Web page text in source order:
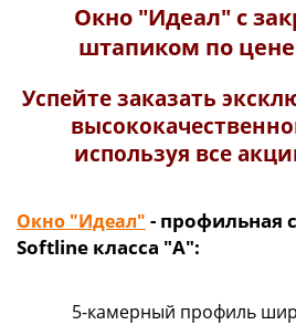
Окно "Идеал" с
штапиком по
Успейте заказать
используя все
Окно "Идеал" - профильная
Softline класса "А":
5-камерный профиль